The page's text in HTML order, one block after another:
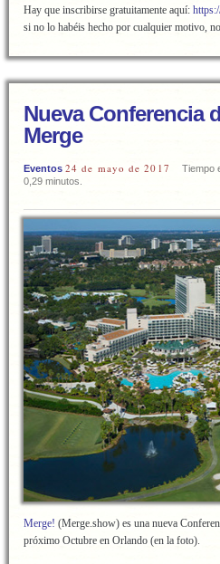
Hay que inscribirse gratuitamente aquí:
si no lo habéis hecho por cualquier motivo,
Nueva Conferencia
Merge
Eventos 24 de mayo de 2017
Tiempo
0,29 minutos.
Merge! (Merge.show) es una nueva
próximo Octubre en Orlando (en la foto).